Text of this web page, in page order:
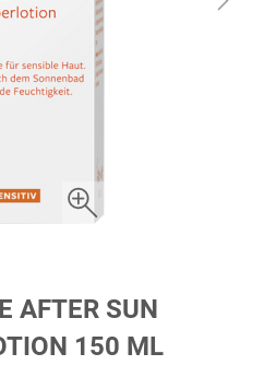
AFTER SUN
150 ML